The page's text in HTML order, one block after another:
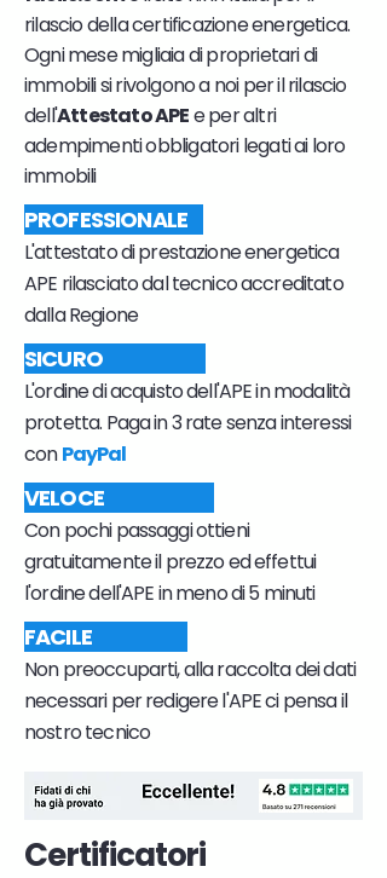
rilascio della certificazione energetica.
Ogni mese migliaia di proprietari di
immobili si rivolgono a noi per il rilascio
dell'Attestato APEe per altri
adempimenti obbligatori legati ai loro
immobili
PROFESSIONALE
L'attestato di prestazione energetica
APE rilasciato dal tecnico accreditato
dalla Regione
SICURO
L'ordine di acquisto dell'APE in modalità
protetta. Paga in 3 rate senza interessi
conPayPal
VELOCE
Con pochi passaggi ottieni
gratuitamente il prezzo ed effettui
l'ordine dell'APE in meno di 5 minuti
FACILE
Non preoccuparti, alla raccolta dei dati
necessari per redigere l'APE ci pensa il
nostro tecnico
Certificatori